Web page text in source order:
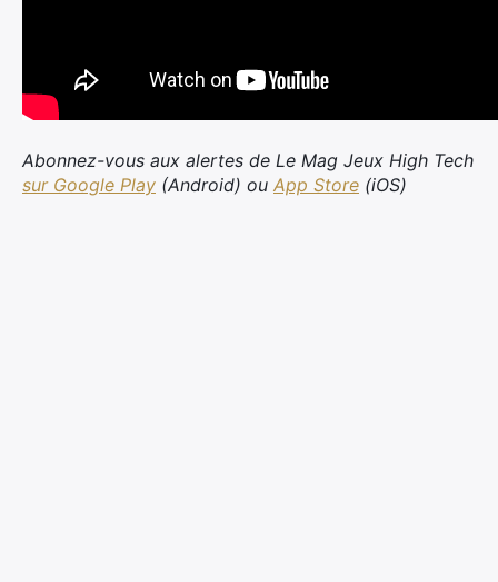
Abonnez-vous aux alertes de Le Mag Jeux High Tech
sur Google Play (Android) ou App Store (iOS)